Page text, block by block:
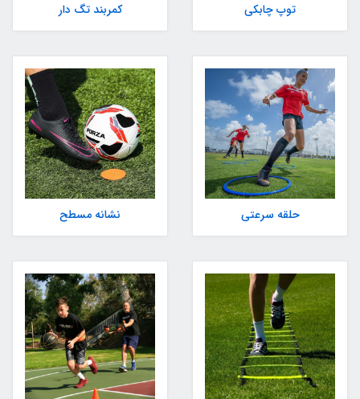
توپ چابکی کمربند تگ دار
حلقه سرعتی نشانه مسطح